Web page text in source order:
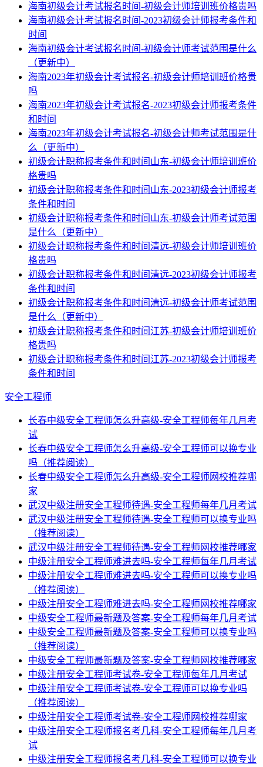
海南初级会计考试报名时间-初级会计师培训班价格贵吗
海南初级会计考试报名时间-2023初级会计师报考条件和
时间
海南初级会计考试报名时间-初级会计师考试范围是什么
（更新中）
海南2023年初级会计考试报名-初级会计师培训班价格贵
吗
海南2023年初级会计考试报名-2023初级会计师报考条件
和时间
海南2023年初级会计考试报名-初级会计师考试范围是什
么（更新中）
初级会计职称报考条件和时间山东-初级会计师培训班价
格贵吗
初级会计职称报考条件和时间山东-2023初级会计师报考
条件和时间
初级会计职称报考条件和时间山东-初级会计师考试范围
是什么（更新中）
初级会计职称报考条件和时间清远-初级会计师培训班价
格贵吗
初级会计职称报考条件和时间清远-2023初级会计师报考
条件和时间
初级会计职称报考条件和时间清远-初级会计师考试范围
是什么（更新中）
初级会计职称报考条件和时间江苏-初级会计师培训班价
格贵吗
初级会计职称报考条件和时间江苏-2023初级会计师报考
条件和时间
安全工程师
长春中级安全工程师怎么升高级-安全工程师每年几月考
试
长春中级安全工程师怎么升高级-安全工程师可以换专业
吗（推荐阅读）
长春中级安全工程师怎么升高级-安全工程师网校推荐哪
家
武汉中级注册安全工程师待遇-安全工程师每年几月考试
武汉中级注册安全工程师待遇-安全工程师可以换专业吗
（推荐阅读）
武汉中级注册安全工程师待遇-安全工程师网校推荐哪家
中级注册安全工程师难进去吗-安全工程师每年几月考试
中级注册安全工程师难进去吗-安全工程师可以换专业吗
（推荐阅读）
中级注册安全工程师难进去吗-安全工程师网校推荐哪家
中级安全工程师最新题及答案-安全工程师每年几月考试
中级安全工程师最新题及答案-安全工程师可以换专业吗
（推荐阅读）
中级安全工程师最新题及答案-安全工程师网校推荐哪家
中级注册安全工程师考试卷-安全工程师每年几月考试
中级注册安全工程师考试卷-安全工程师可以换专业吗
（推荐阅读）
中级注册安全工程师考试卷-安全工程师网校推荐哪家
中级注册安全工程师报名考几科-安全工程师每年几月考
试
中级注册安全工程师报名考几科-安全工程师可以换专业